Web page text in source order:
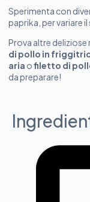
Sperimenta con
paprika, per variare il
Prova altre
di pollo in
aria ofiletto di
da preparare!